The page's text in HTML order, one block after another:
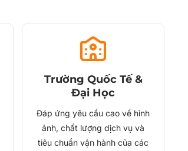
Trường Quốc Tế &
Đại Học
Đáp ứng yêu cầu cao về hình
ảnh, chất lượng dịch vụ và
tiêu chuẩn vận hành của các